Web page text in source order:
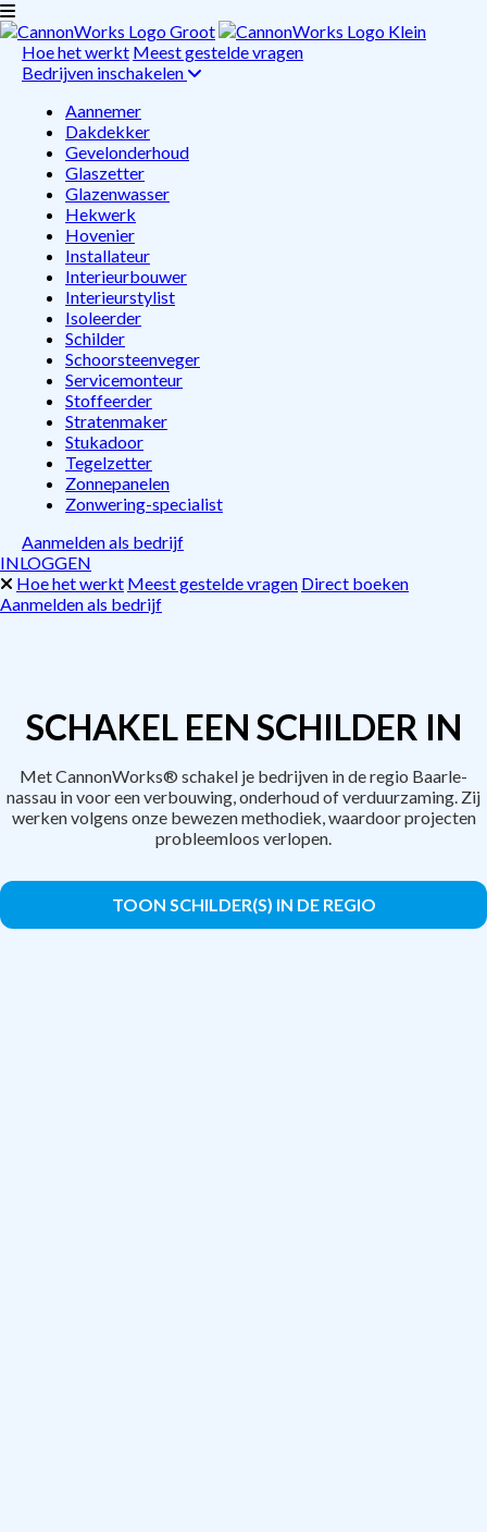
Hoe het werkt Meest gestelde vragen
Bedrijven inschakelen
Aannemer
Dakdekker
Gevelonderhoud
Glaszetter
Glazenwasser
Hekwerk
Hovenier
Installateur
Interieurbouwer
Interieurstylist
Isoleerder
Schilder
Schoorsteenveger
Servicemonteur
Stoffeerder
Stratenmaker
Stukadoor
Tegelzetter
Zonnepanelen
Zonwering-specialist
Aanmelden als bedrijf
INLOGGEN
Hoe het werkt Meest gestelde vragen Direct boeken
Aanmelden als bedrijf
SCHAKEL EEN SCHILDER IN
Met CannonWorks® schakel je bedrijven in de regio Baarle-
nassau in voor een verbouwing, onderhoud of verduurzaming. Zij
werken volgens onze bewezen methodiek, waardoor projecten
probleemloos verlopen.
TOON SCHILDER(S) IN DE REGIO